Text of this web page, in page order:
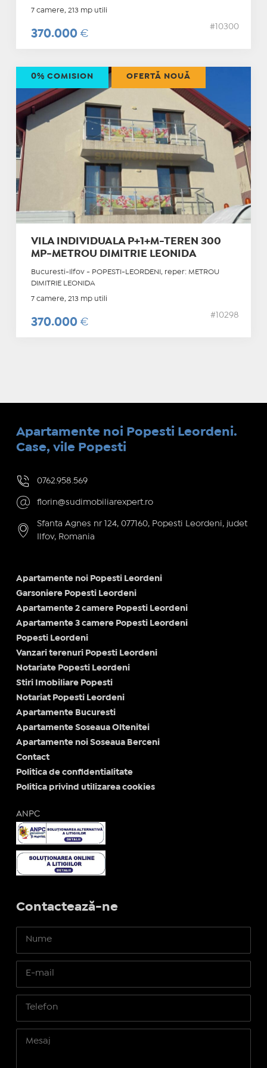
7 camere, 213 mp utili
370.000 €
#10300
VILA INDIVIDUALA P+1+M-TEREN 300
MP-METROU DIMITRIE LEONIDA
Bucuresti-Ilfov - POPESTI-LEORDENI, reper: METROU
DIMITRIE LEONIDA
7 camere, 213 mp utili
370.000 €
#10298
0% COMISION OFERTĂ NOUĂ
Apartamente noi Popesti Leordeni.
Case, vile Popesti
0762.958.569
florin@sudimobiliarexpert.ro
Sfanta Agnes nr 124, 077160, Popesti Leordeni, judet
Ilfov, Romania
Apartamente noi Popesti Leordeni
Garsoniere Popesti Leordeni
Apartamente 2 camere Popesti Leordeni
Apartamente 3 camere Popesti Leordeni
Popesti Leordeni
Vanzari terenuri Popesti Leordeni
Notariate Popesti Leordeni
Stiri Imobiliare Popesti
Notariat Popesti Leordeni
Apartamente Bucuresti
Apartamente Soseaua Oltenitei
Apartamente noi Soseaua Berceni
Contact
Politica de confidentialitate
Politica privind utilizarea cookies
ANPC
Contactează-ne